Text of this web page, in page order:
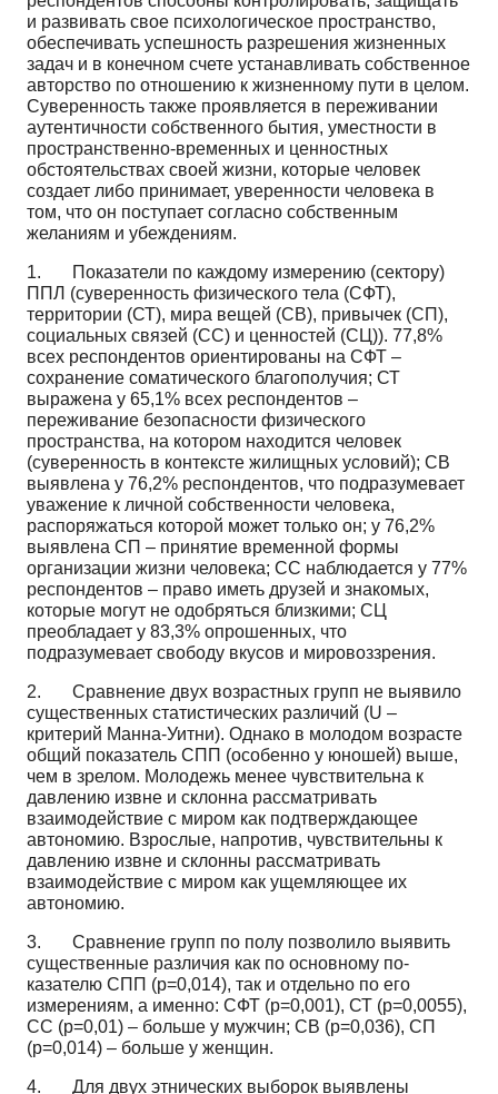
и раз­вивать свое психологическое пространство,
обеспечивать успешность разрешения жизненных
за­дач и в конечном счете устанавливать собственное
авторство по отношению к жизненному пути в целом.
Суверенность также проявляется в переживании
аутентичности собственного бытия, умест­ности в
пространственно-временных и ценностных
обстоятельствах своей жизни, которые чело­век
создает либо принимает, уверенности человека в
том, что он поступает согласно собственным
желаниям и убеждениям.
1. Показатели по каждому измерению (сектору)
ППЛ (суверенность физического тела (СФТ),
территории (СТ), мира вещей (СВ), привычек (СП),
социальных связей (СС) и ценностей (СЦ)). 77,8%
всех респондентов ориентированы на СФТ –
сохранение соматического благополучия; СТ
выражена у 65,1% всех респондентов –
переживание безопасности физического
пространства, на котором находится человек
(суверенность в контексте жилищных условий); СВ
выявлена у 76,2% респондентов, что подразумевает
уважение к личной собственности человека,
распоряжаться ко­торой может только он; у 76,2%
выявлена СП – принятие временной формы
организации жизни человека; СС наблюдается у 77%
респондентов – право иметь друзей и знакомых,
которые могут не одобряться близкими; СЦ
преобладает у 83,3% опрошенных, что
подразумевает свободу вку­сов и мировоззрения.
2. Сравнение двух возрастных групп не выявило
существенных статистических различий (U –
критерий Манна-Уитни). Однако в молодом возрасте
общий показатель СПП (особенно у юно­шей) выше,
чем в зрелом. Молодежь менее чувствительна к
давлению извне и склонна рассматривать
взаимодействие с миром как подтверждающее
автономию. Взрослые, напротив, чувствительны к
давлению извне и склонны рассматривать
взаимодействие с миром как ущемляющее их
автономию.
3. Сравнение групп по полу позволило выявить
существенные различия как по основному по­
казателю СПП (p=0,014), так и отдельно по его
измерениям, а именно: СФТ (p=0,001), СТ (p=0,0055),
СС (p=0,01) – больше у мужчин; СВ (p=0,036), СП
(p=0,014) – больше у женщин.
4. Для двух этнических выборок выявлены